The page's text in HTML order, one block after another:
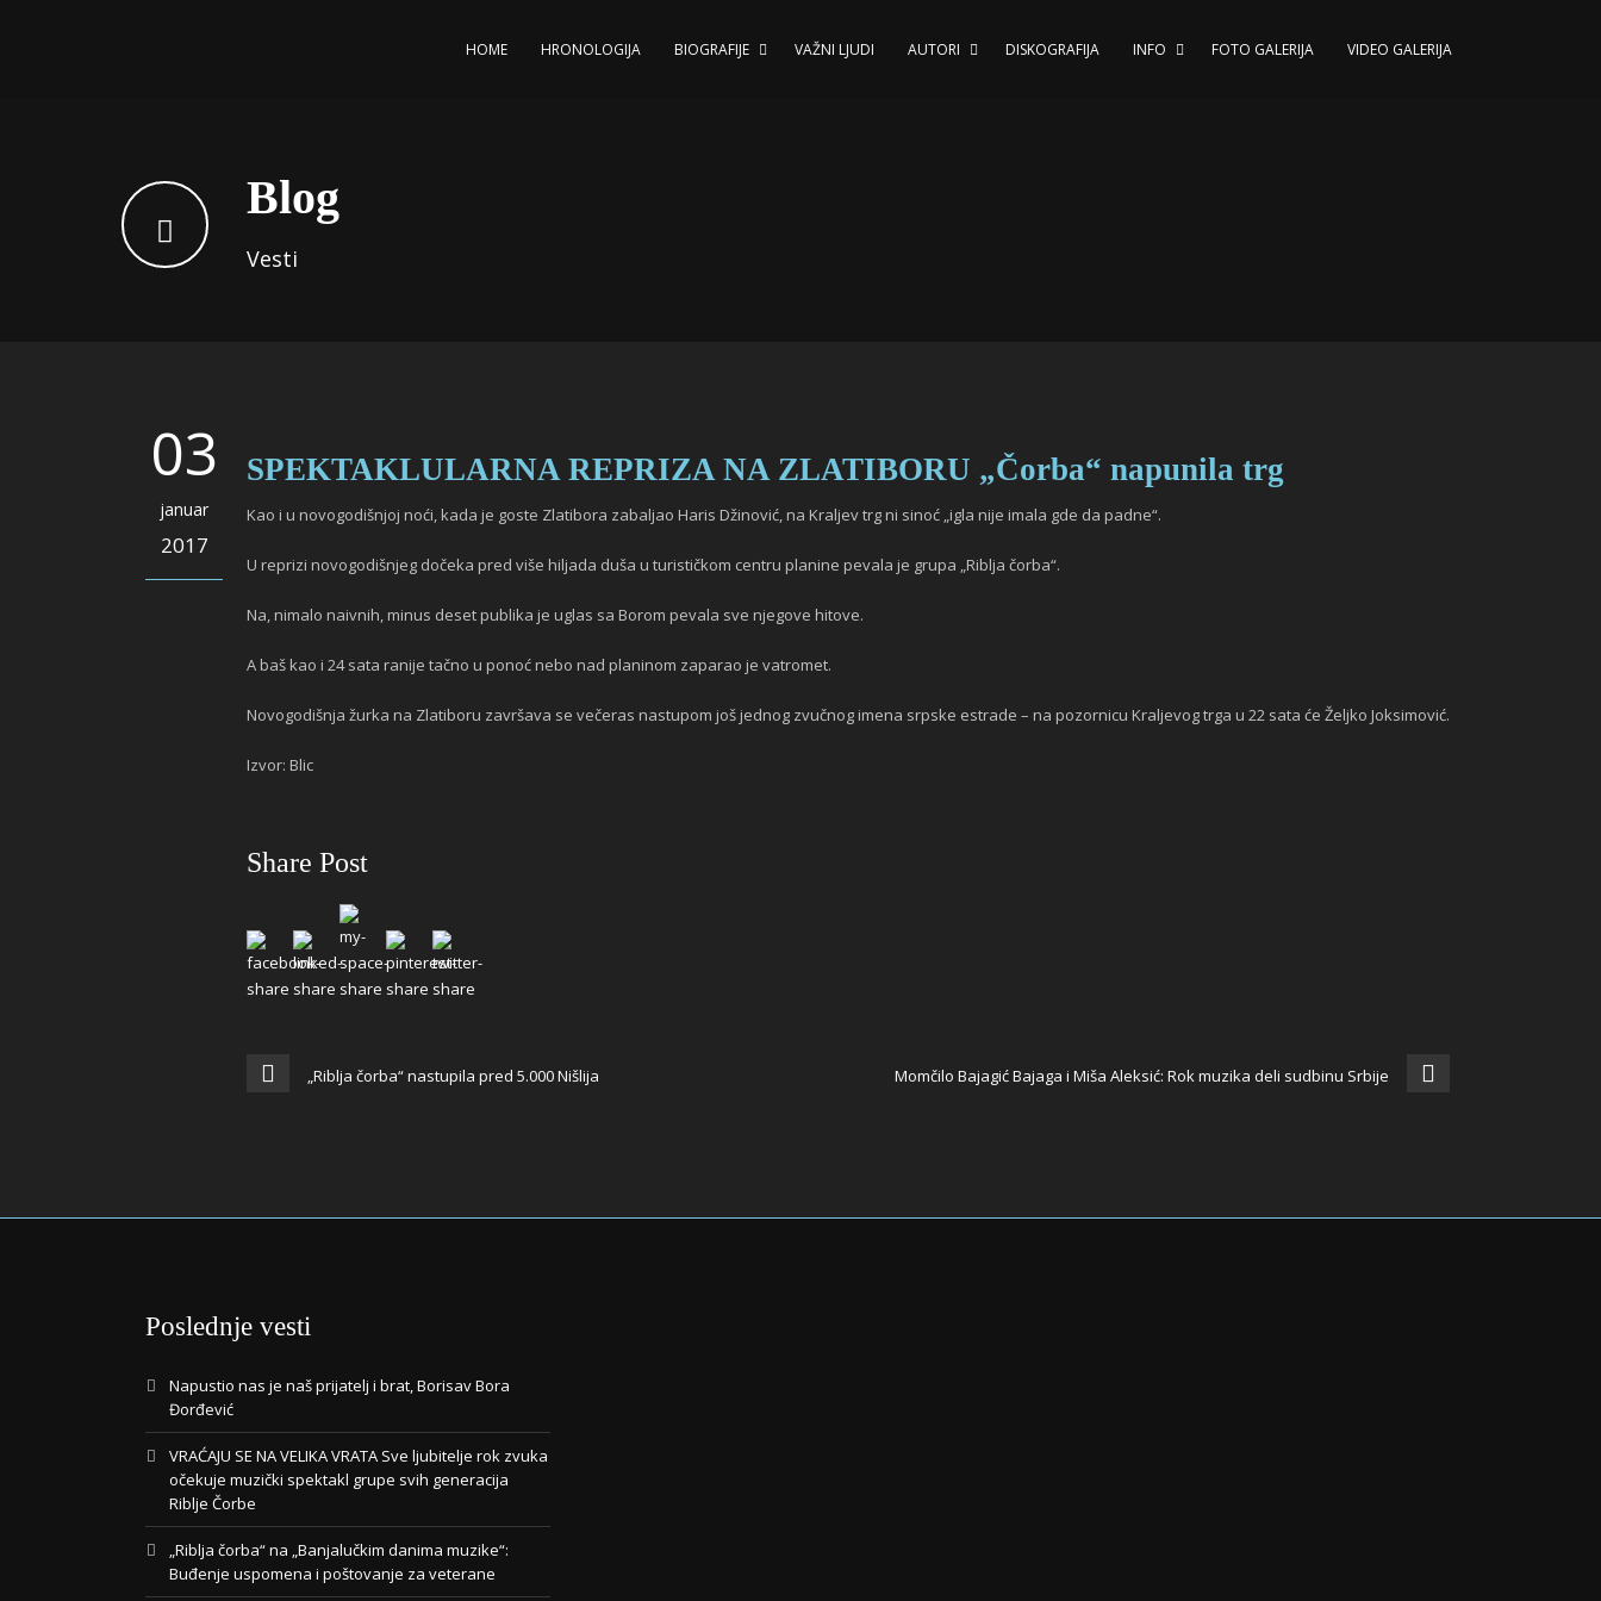
HOME HRONOLOGIJA BIOGRAFIJE VAŽNI LJUDI AUTORI DISKOGRAFIJA INFO FOTO GALERIJA VIDEO GALERIJA
Blog
Vesti
03
januar
2017
SPEKTAKLULARNA REPRIZA NA ZLATIBORU „Čorba“ napunila trg
Kao i u novogodišnjoj noći, kada je goste Zlatibora zabaljao Haris Džinović, na Kraljev trg ni sinoć „igla nije imala gde da padne“.
U reprizi novogodišnjeg dočeka pred više hiljada duša u turističkom centru planine pevala je grupa „Riblja čorba“.
Na, nimalo naivnih, minus deset publika je uglas sa Borom pevala sve njegove hitove.
A baš kao i 24 sata ranije tačno u ponoć nebo nad planinom zaparao je vatromet.
Novogodišnja žurka na Zlatiboru završava se večeras nastupom još jednog zvučnog imena srpske estrade – na pozornicu Kraljevog trga u 22 sata će Željko Joksimović.
Izvor: Blic
Share Post
„Riblja čorba“ nastupila pred 5.000 Nišlija Momčilo Bajagić Bajaga i Miša Aleksić: Rok muzika deli sudbinu Srbije
Poslednje vesti
Napustio nas je naš prijatelj i brat, Borisav Bora
Đorđević
VRAĆAJU SE NA VELIKA VRATA Sve ljubitelje rok zvuka
očekuje muzički spektakl grupe svih generacija
Riblje Čorbe
„Riblja čorba“ na „Banjalučkim danima muzike“:
Buđenje uspomena i poštovanje za veterane